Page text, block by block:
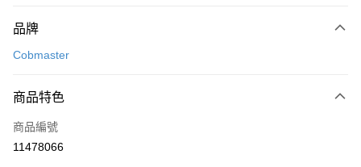
台灣樂天信用卡公司
【關於「AFTEE先享後付」】
便利好安心！
３．安心：先確認商品／服務後，再付款。
【「AFTEE先享後付」結帳流程】
１．於結帳方式選擇「AFTEE先享後付」後，將跳轉至「AFTEE先享後付」
運送方式
每筆NT$100，滿NT$1,500(含以上)免運費
宅配
每筆NT$100，滿NT$1,500(含以上)免運費
品牌
Cobmaster
商品特色
商品編號
11478066